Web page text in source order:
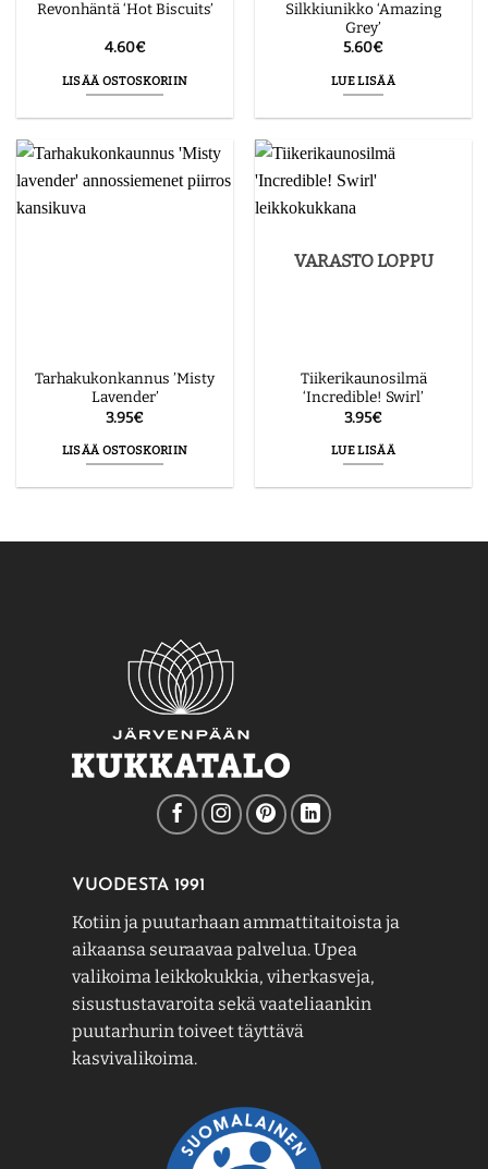
Revonhäntä ‘Hot Biscuits’
4.60€
LISÄÄ OSTOSKORIIN
Silkkiunikko ‘Amazing
Grey’
5.60€
LUE LISÄÄ
Tarhakukonkannus ’Misty
Lavender’
3.95€
LISÄÄ OSTOSKORIIN
VARASTO LOPPU
Tiikerikaunosilmä
‘Incredible! Swirl’
3.95€
LUE LISÄÄ
VUODESTA 1991
Kotiin ja puutarhaan ammattitaitoista ja
aikaansa seuraavaa palvelua. Upea
valikoima leikkokukkia, viherkasveja,
sisustustavaroita sekä vaateliaankin
puutarhurin toiveet täyttävä
kasvivalikoima.